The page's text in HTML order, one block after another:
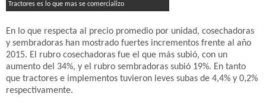
Tractores es lo que mas se comercializo
En lo que respecta al precio promedio por unidad, cosechadoras
y sembradoras han mostrado fuertes incrementos frente al año
2015. El rubro cosechadoras fue el que más subió, con un
aumento del 34%, y el rubro sembradoras subió 19%. En tanto
que tractores e implementos tuvieron leves subas de 4,4% y 0,2%
respectivamente.